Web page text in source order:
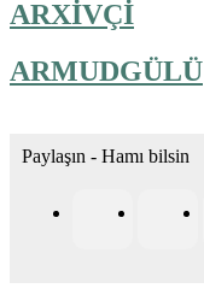
ARXİVÇİ
ARMUDGÜLÜ
Paylaşın - Hamı bilsin